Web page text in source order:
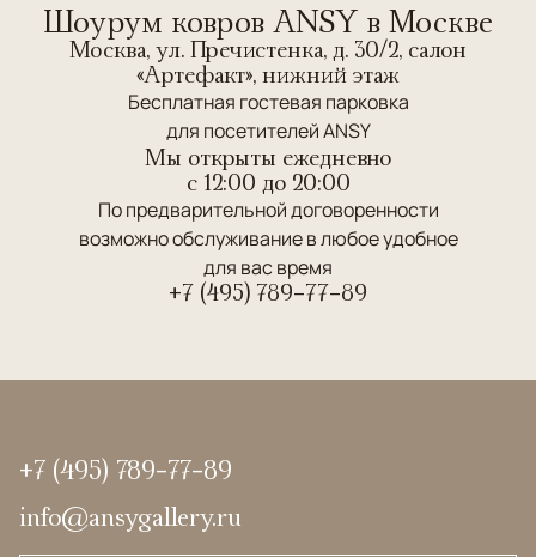
Шоурум ковров ANSY в Москве
Москва, ул. Пречистенка, д. 30/2, салон
«Артефакт», нижний этаж
Бесплатная гостевая парковка
для посетителей ANSY
Мы открыты ежедневно
c 12:00 до 20:00
По предварительной договоренности
возможно обслуживание в любое удобное
для вас время
+7 (495) 789-77-89
+7 (495) 789-77-89
info@ansygallery.ru